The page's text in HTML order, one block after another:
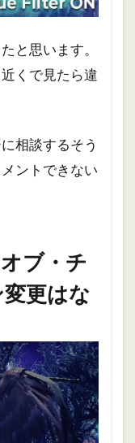
と思います。
くで見たら違
相談するそう
ントできない
ブ・チ
更はな